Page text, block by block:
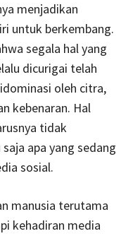
menjadikan
untuk berkembang.
segala hal yang
dicurigai telah
oleh citra,
kebenaran. Hal
tidak
apa yang sedang
sosial.
manusia terutama
kehadiran media